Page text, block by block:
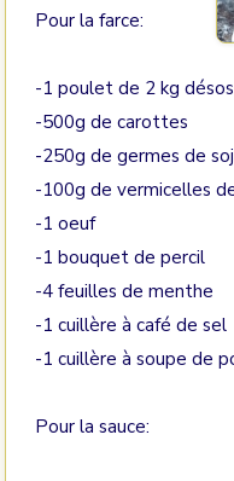
Pour la farce:
-1 poulet de 2 kg
-500g de carottes
-250g de germes de
-100g de vermicelles
-1 oeuf
-1 bouquet de percil
-4 feuilles de menthe
-1 cuillère à café de sel
-1 cuillère à soupe de
Pour la sauce: